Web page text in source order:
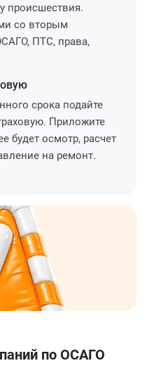
происшествия.
со вторым
ПТС, права,
срока подайте
Приложите
будет осмотр, расчет
на ремонт.
по ОСАГО